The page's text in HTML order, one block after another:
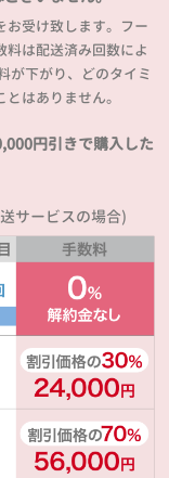
お受け致します。フー
料は配送済み回数によ
が下がり、どのタイミ
はありません。
円引きで購入した
サービスの場合)